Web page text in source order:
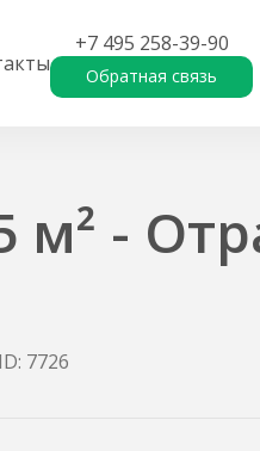
+7 495 258-39-90
Обратная связь
м² -
ID: 7726